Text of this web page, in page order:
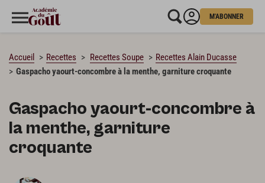
M'ABONNER
Accueil Recettes Recettes Soupe
Recettes Alain Ducasse
Gaspacho yaourt-concombre à la menthe, garniture croquante
Gaspacho yaourt-concombre à
la menthe, garniture
croquante
CHARGEMENT…